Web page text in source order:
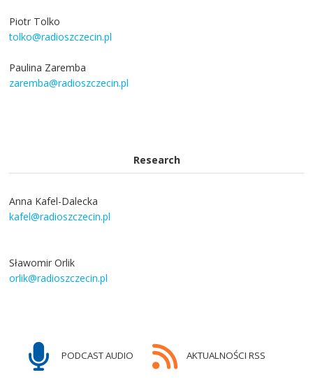
Piotr Tolko
tolko@radioszczecin.pl
Paulina Zaremba
zaremba@radioszczecin.pl
Research
Anna Kafel-Dalecka
kafel@radioszczecin.pl
Sławomir Orlik
orlik@radioszczecin.pl
PODCAST AUDIO AKTUALNOŚCI RSS